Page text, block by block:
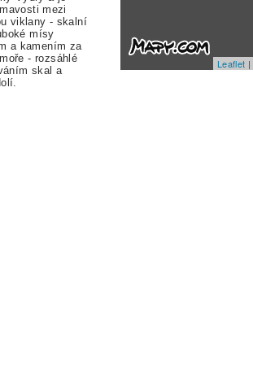
mezi
viklany - skalní
mísy
a kamením za
- rozsáhlé
skal a
Leaflet |